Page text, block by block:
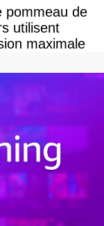
pommeau de
utilisent
maximale